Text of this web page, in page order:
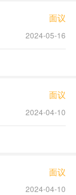
面议
2024-05-16
面议
2024-04-10
面议
2024-04-10